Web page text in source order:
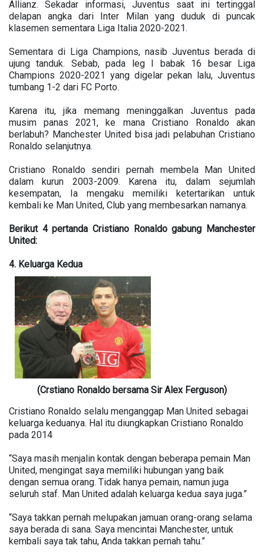
Allianz. Sekadar informasi, Juventus saat ini tertinggal
delapan angka dari Inter Milan yang duduk di puncak
klasemen sementara Liga Italia 2020-2021.
Sementara di Liga Champions, nasib Juventus berada di
ujung tanduk. Sebab, pada leg I babak 16 besar Liga
Champions 2020-2021 yang digelar pekan lalu, Juventus
tumbang 1-2 dari FC Porto.
Karena itu, jika memang meninggalkan Juventus pada
musim panas 2021, ke mana Cristiano Ronaldo akan
berlabuh? Manchester United bisa jadi pelabuhan Cristiano
Ronaldo selanjutnya.
Cristiano Ronaldo sendiri pernah membela Man United
dalam kurun 2003-2009. Karena itu, dalam sejumlah
kesempatan, Ia mengaku memiliki ketertarikan untuk
kembali ke Man United, Club yang membesarkan namanya.
Berikut 4 pertanda Cristiano Ronaldo gabung Manchester
United:
4. Keluarga Kedua
(Crstiano Ronaldo bersama Sir Alex Ferguson)
Cristiano Ronaldo selalu menganggap Man United sebagai
keluarga keduanya. Hal itu diungkapkan Cristiano Ronaldo
pada 2014
“Saya masih menjalin kontak dengan beberapa pemain Man
United, mengingat saya memiliki hubungan yang baik
dengan semua orang. Tidak hanya pemain, namun juga
seluruh staf. Man United adalah keluarga kedua saya juga.”
“Saya takkan pernah melupakan jamuan orang-orang selama
saya berada di sana. Saya mencintai Manchester, untuk
kembali saya tak tahu, Anda takkan pernah tahu.”